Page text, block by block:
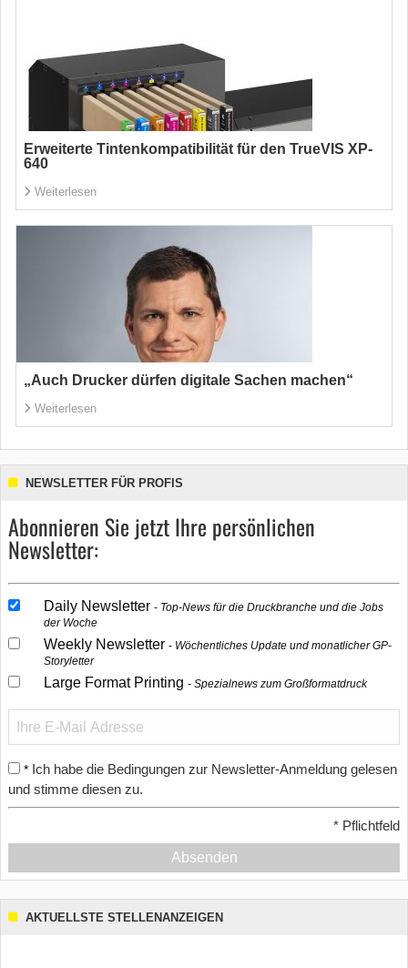
Erweiterte Tintenkompatibilität für den TrueVIS XP-
640
Weiterlesen
„Auch Drucker dürfen digitale Sachen machen“
Weiterlesen
NEWSLETTER FÜR PROFIS
Abonnieren Sie jetzt Ihre persönlichen
Newsletter:
Daily Newsletter
Top-News für die Druckbranche und die Jobs
der Woche
Weekly Newsletter
Wöchentliches Update und monatlicher GP-
Storyletter
Large Format Printing Spezialnews zum Großformatdruck
* Ich habe die Bedingungen zur Newsletter-Anmeldung gelesen
und stimme diesen zu.
* Pflichtfeld
Absenden
AKTUELLSTE STELLENANZEIGEN